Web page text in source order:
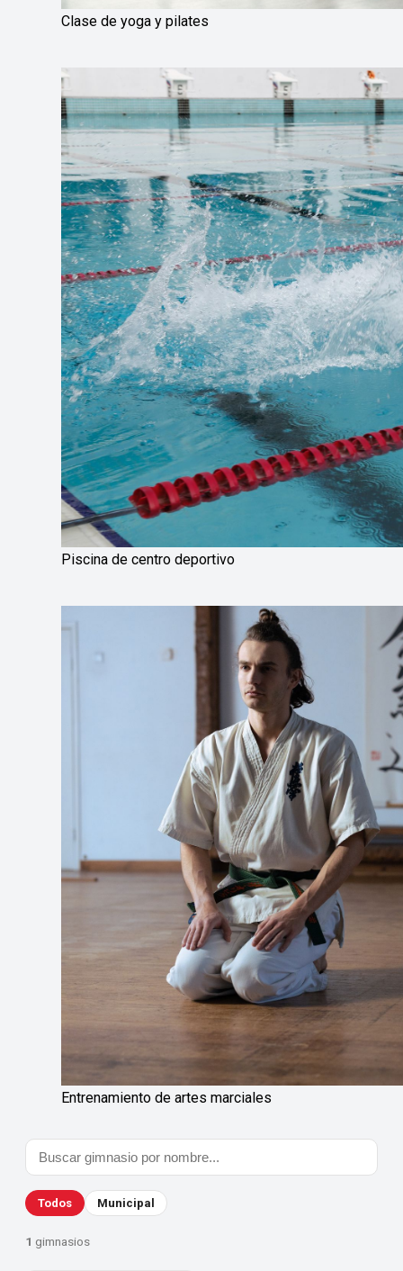
Clase de yoga y pilates
Piscina de centro deportivo
Entrenamiento de artes marciales
Todos Municipal
1 gimnasios